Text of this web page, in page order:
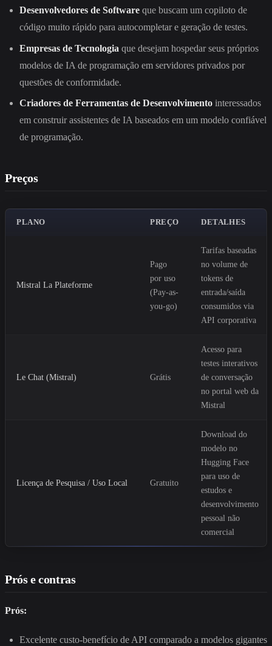
Desenvolvedores de Software que buscam um copiloto de
código muito rápido para autocompletar e geração de testes.
Empresas de Tecnologia que desejam hospedar seus próprios
modelos de IA de programação em servidores privados por
questões de conformidade.
Criadores de Ferramentas de Desenvolvimento interessados
em construir assistentes de IA baseados em um modelo confiável
de programação.
Preços
PLANO PREÇO DETALHES
Mistral La Plateforme
Pago
por uso
(Pay-as-
you-go)
Tarifas baseadas
no volume de
tokens de
entrada/saída
consumidos via
API corporativa
Le Chat (Mistral) Grátis
Acesso para
testes interativos
de conversação
no portal web da
Mistral
Licença de Pesquisa / Uso Local Gratuito
Download do
modelo no
Hugging Face
para uso de
estudos e
desenvolvimento
pessoal não
comercial
Prós e contras
Prós:
Excelente custo-benefício de API comparado a modelos gigantes